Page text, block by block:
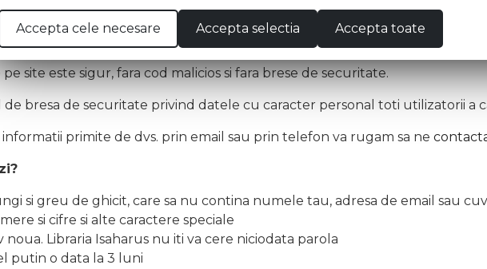
site este sigur, fara cod malicios si fara brese de securitate.
de bresa de securitate privind datele cu caracter personal toti utilizatorii
primite de dvs. prin email sau prin telefon va rugam sa ne
si greu de ghicit, care sa nu contina numele tau, adresa de email sau
si cifre si alte caractere speciale
Libraria Isaharus nu iti va cere niciodata parola
putin o data la 3 luni
Accepta cele necesare Accepta selectia Accepta toate